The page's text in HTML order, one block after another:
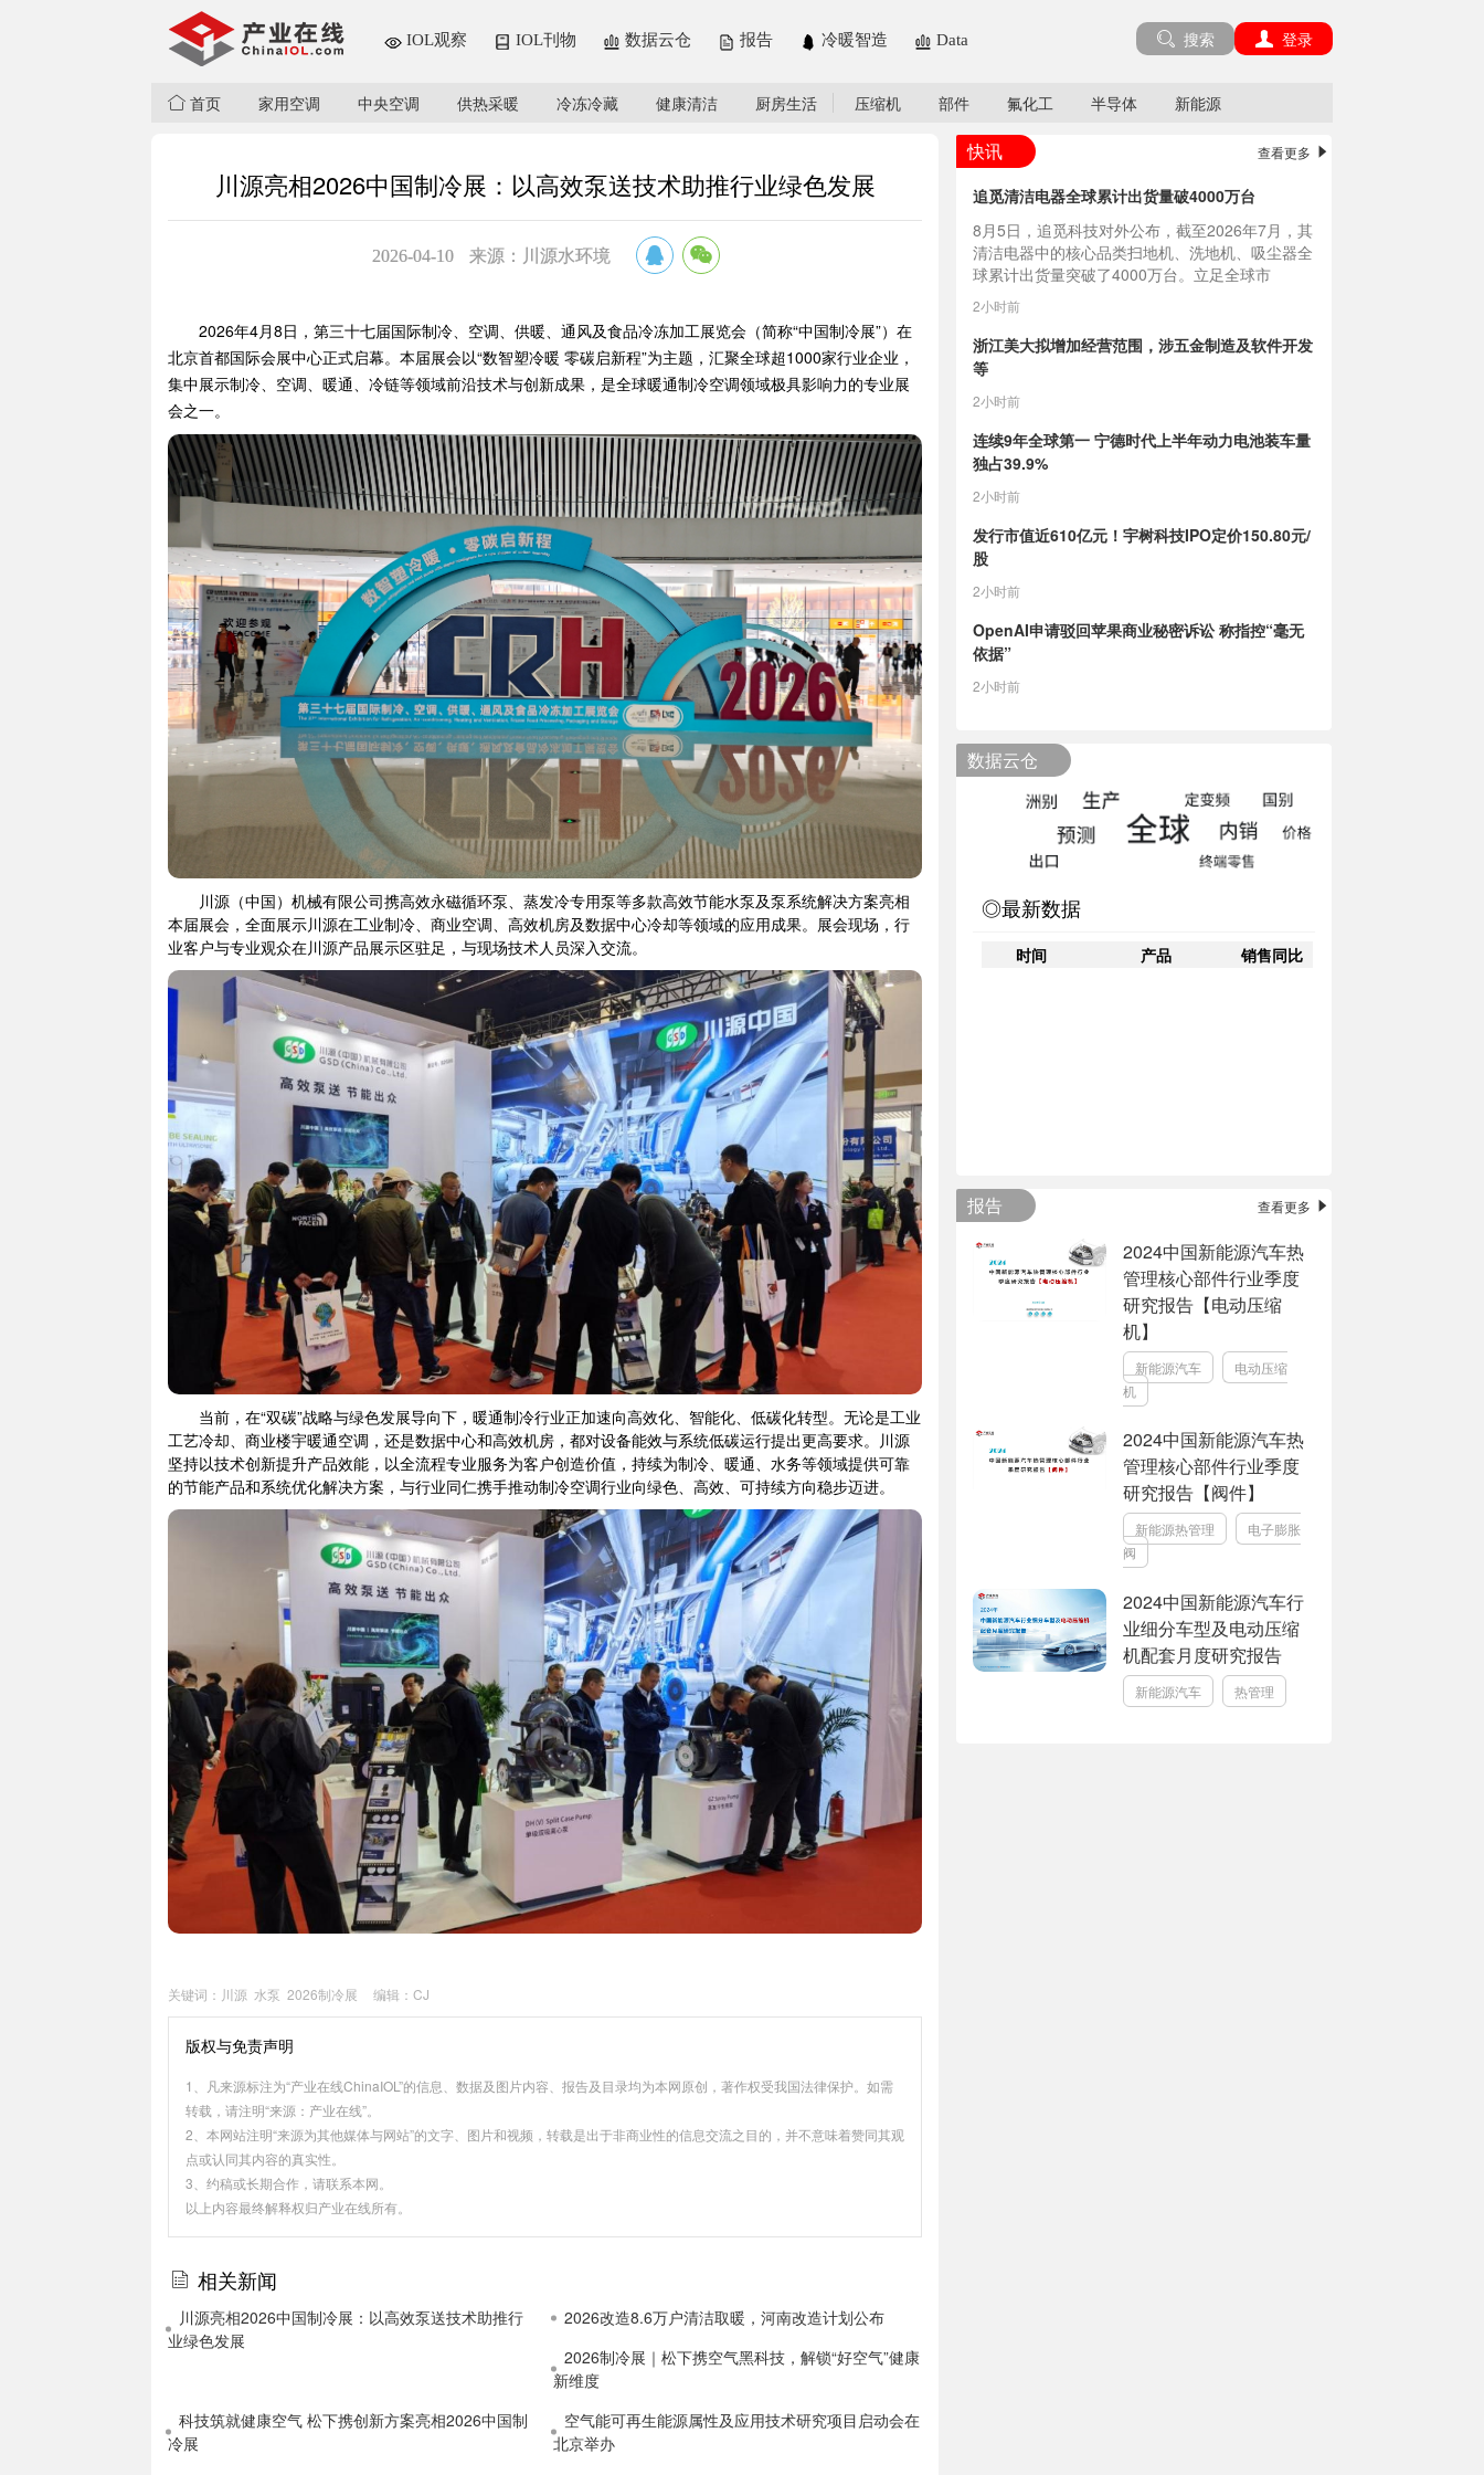
IOL观察 IOL刊物 数据云仓 报告 冷暖智造 Data 登录
搜索
首页 家用空调 中央空调 供热采暖 冷冻冷藏 健康清洁 厨房生活 压缩机 部件 氟化工 半导体 新能源
川源亮相2026中国制冷展：以高效泵送技术助推行业绿色发展
2026-04-10 来源：川源水环境
2026年4月8日，第三十七届国际制冷、空调、供暖、通风及食品冷冻加工展览会（简称“中国制冷展”）在
北京首都国际会展中心正式启幕。本届展会以“数智塑冷暖 零碳启新程”为主题，汇聚全球超1000家行业企业，
集中展示制冷、空调、暖通、冷链等领域前沿技术与创新成果，是全球暖通制冷空调领域极具影响力的专业展
会之一。
川源（中国）机械有限公司携高效永磁循环泵、蒸发冷专用泵等多款高效节能水泵及泵系统解决方案亮相
本届展会，全面展示川源在工业制冷、商业空调、高效机房及数据中心冷却等领域的应用成果。展会现场，行
业客户与专业观众在川源产品展示区驻足，与现场技术人员深入交流。
当前，在“双碳”战略与绿色发展导向下，暖通制冷行业正加速向高效化、智能化、低碳化转型。无论是工业
工艺冷却、商业楼宇暖通空调，还是数据中心和高效机房，都对设备能效与系统低碳运行提出更高要求。川源
坚持以技术创新提升产品效能，以全流程专业服务为客户创造价值，持续为制冷、暖通、水务等领域提供可靠
的节能产品和系统优化解决方案，与行业同仁携手推动制冷空调行业向绿色、高效、可持续方向稳步迈进。
关键词： 川源 水泵 2026制冷展 编辑：CJ
版权与免责声明
1、凡来源标注为“产业在线ChinaIOL”的信息、数据及图片内容、报告及目录均为本网原创，著作权受我国法律保护。如需
转载，请注明“来源：产业在线”。
2、本网站注明“来源为其他媒体与网站”的文字、图片和视频，转载是出于非商业性的信息交流之目的，并不意味着赞同其观
点或认同其内容的真实性。
3、约稿或长期合作，请联系本网。
以上内容最终解释权归产业在线所有。
相关新闻
川源亮相2026中国制冷展：以高效泵送技术助推行
业绿色发展
2026改造8.6万户清洁取暖，河南改造计划公布
2026制冷展｜松下携空气黑科技，解锁“好空气”健康
新维度
科技筑就健康空气 松下携创新方案亮相2026中国制
冷展
空气能可再生能源属性及应用技术研究项目启动会在
北京举办
快讯 查看更多
追觅清洁电器全球累计出货量破4000万台
8月5日，追觅科技对外公布，截至2026年7月，其
清洁电器中的核心品类扫地机、洗地机、吸尘器全
球累计出货量突破了4000万台。立足全球市
场，....
2小时前
浙江美大拟增加经营范围，涉五金制造及软件开发
等
2小时前
连续9年全球第一 宁德时代上半年动力电池装车量
独占39.9%
2小时前
发行市值近610亿元！宇树科技IPO定价150.80元/
股
2小时前
OpenAI申请驳回苹果商业秘密诉讼 称指控“毫无
依据”
2小时前
数据云仓
◎最新数据
时间 产品 销售同比
报告 查看更多
2024中国新能源汽车热
管理核心部件行业季度
研究报告【电动压缩
机】
新能源汽车
电动压缩
机
2024中国新能源汽车热
管理核心部件行业季度
研究报告【阀件】
新能源热管理
电子膨胀
阀
2024中国新能源汽车行
业细分车型及电动压缩
机配套月度研究报告
新能源汽车 热管理